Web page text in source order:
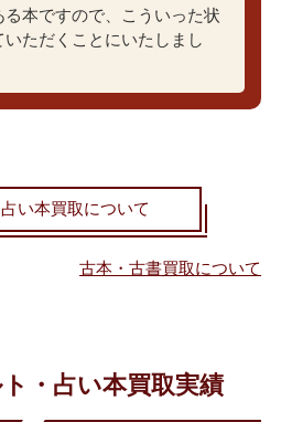
本ですので、こういった状
ただくことにいたしまし
い本買取について
古本・古書買取について
・占い本買取実績